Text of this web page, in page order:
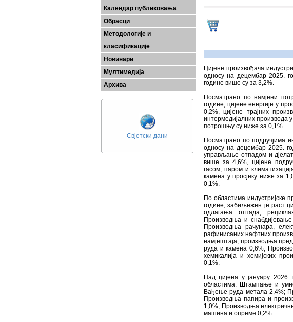
Календар публиковања
Обрасци
Методологије и
класификације
Новинари
Мултимедија
Архива
Свјетски дани
Цијенe произвођачa
односу на децембар 2025.
године више су за 3,2%.
Посматрано по намјени
године, цијене енергије у
0,2%, цијене трајних
интермедијалних производа
потрошњу су ниже за 0,1%.
Посматрано по подручјима
односу на децембар 2025.
управљање отпадом и
више за 4,6%, цијене
гасом, паром и
камена у просјеку ниже за
0,1%.
По областима индустријске
године, забиљежен је раст
одлагања отпада;
Производња и
Производња рачунара,
рафинисаних нафтних
намјештаја; производња
руда и камена 0,6%;
хемикалија и хемијских
0,1%.
Пад цијена у јануару
областима: Штампање и
Вађење руда метала 2,4%;
Производња папира и
1,0%; Производња
машина и опреме 0,2%.